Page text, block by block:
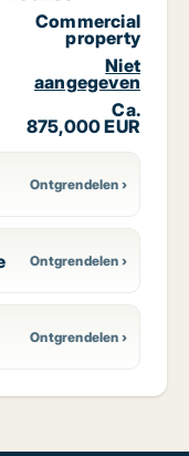
Commercial
property
Niet
aangegeven
Ca.
875,000 EUR